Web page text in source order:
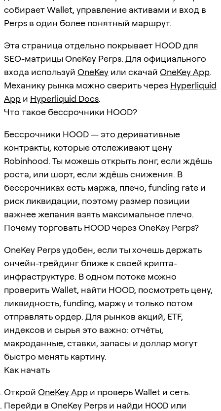
собирает Wallet, управление активами и вход в
Perps в один более понятный маршрут.
Эта страница отдельно покрывает HOOD для
SEO-матрицы OneKey Perps. Для официального
входа используй OneKey или скачай OneKey App.
Механику рынка можно сверить через Hyperliquid
App и Hyperliquid Docs.
Что такое бессрочники HOOD?
Бессрочники HOOD — это деривативные
контракты, которые отслеживают цену
Robinhood. Ты можешь открыть лонг, если ждёшь
роста, или шорт, если ждёшь снижения. В
бессрочниках есть маржа, плечо, funding rate и
риск ликвидации, поэтому размер позиции
важнее желания взять максимальное плечо.
Почему торговать HOOD через OneKey Perps?
OneKey Perps удобен, если ты хочешь держать
ончейн-трейдинг ближе к своей крипта-
инфраструктуре. В одном потоке можно
проверить Wallet, найти HOOD, посмотреть цену,
ликвидность, funding, маржу и только потом
отправлять ордер. Для рынков акций, ETF,
индексов и сырья это важно: отчёты,
макроданные, ставки, запасы и доллар могут
быстро менять картину.
Как начать
Открой OneKey App и проверь Wallet и сеть.
Перейди в OneKey Perps и найди HOOD или